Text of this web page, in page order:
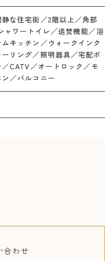
な住宅街／2階以上／角部
ャワートイレ／追焚機能／浴
キッチン／ウォークインク
リング／照明器具／宅配ボ
CATV／オートロック／モ
／バルコニー
合わせ